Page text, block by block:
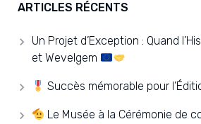
ARTICLES RÉCENTS
Un Projet d’Exception : Quand
et Wevelgem
Succès mémorable pour
Le Musée à la Cérémonie de